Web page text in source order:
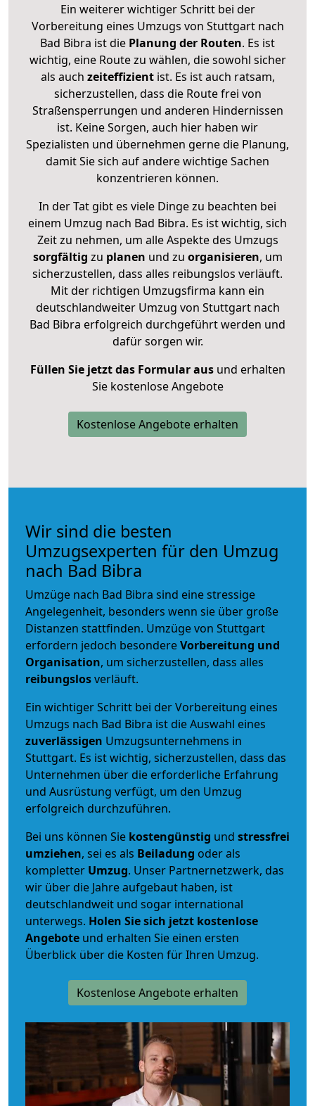
Ein weiterer wichtiger Schritt bei der
Vorbereitung eines Umzugs von Stuttgart nach
Bad Bibra ist die Planung der Routen. Es ist
wichtig, eine Route zu wählen, die sowohl sicher
als auch zeiteffizientist. Es ist auch ratsam,
sicherzustellen, dass die Route frei von
Straßensperrungen und anderen Hindernissen
ist. Keine Sorgen, auch hier haben wir
Spezialisten und übernehmen gerne die Planung,
damit Sie sich auf andere wichtige Sachen
konzentrieren können.
In der Tat gibt es viele Dinge zu beachten bei
einem Umzug nach Bad Bibra. Es ist wichtig, sich
Zeit zu nehmen, um alle Aspekte des Umzugs
sorgfältig zu planen und zu organisieren, um
sicherzustellen, dass alles reibungslos verläuft.
Mit der richtigen Umzugsfirma kann ein
deutschlandweiter Umzug von Stuttgart nach
Bad Bibra erfolgreich durchgeführt werden und
dafür sorgen wir.
Füllen Sie jetzt das Formular ausund erhalten
Sie kostenlose Angebote
Kostenlose Angebote erhalten
Wir sind die besten
Umzugsexperten für den Umzug
nach Bad Bibra
Umzüge nach Bad Bibra sind eine stressige
Angelegenheit, besonders wenn sie über große
Distanzen stattfinden. Umzüge von Stuttgart
erfordern jedoch besondereVorbereitung und
Organisation, um sicherzustellen, dass alles
reibungslosverläuft.
Ein wichtiger Schritt bei der Vorbereitung eines
Umzugs nach Bad Bibra ist die Auswahl eines
zuverlässigen Umzugsunternehmens in
Stuttgart. Es ist wichtig, sicherzustellen, dass das
Unternehmen über die erforderliche Erfahrung
und Ausrüstung verfügt, um den Umzug
erfolgreich durchzuführen.
Bei uns können Sie kostengünstig und stressfrei
umziehen, sei es als Beiladung oder als
kompletter Umzug. Unser Partnernetzwerk, das
wir über die Jahre aufgebaut haben, ist
deutschlandweit und sogar international
unterwegs. Holen Sie sich jetzt kostenlose
Angebote und erhalten Sie einen ersten
Überblick über die Kosten für Ihren Umzug.
Kostenlose Angebote erhalten